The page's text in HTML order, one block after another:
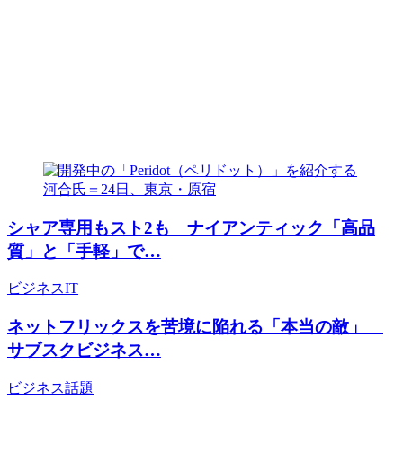
シャア専用もスト2も ナイアンティック「高品
質」と「手軽」で…
ビジネスIT
ネットフリックスを苦境に陥れる「本当の敵」
サブスクビジネス…
ビジネス話題